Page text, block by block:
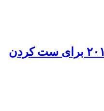
۱۰ ترکیب محبوب مد ۲۰۱۸ برای ست کردن